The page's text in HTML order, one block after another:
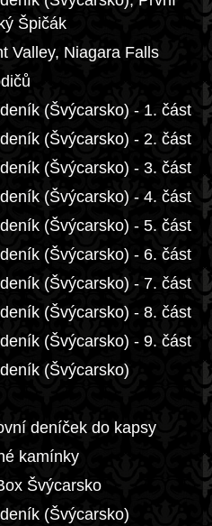
Špičák
Valley, Niagara Falls
(Švýcarsko) - 1. část
(Švýcarsko) - 2. část
(Švýcarsko) - 3. část
(Švýcarsko) - 4. část
(Švýcarsko) - 5. část
(Švýcarsko) - 6. část
(Švýcarsko) - 7. část
(Švýcarsko) - 8. část
(Švýcarsko) - 9. část
(Švýcarsko)
deníček do kapsy
kamínky
Švýcarsko
(Švýcarsko)